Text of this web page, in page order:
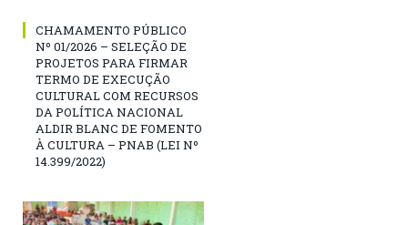
CHAMAMENTO PÚBLICO
Nº 01/2026 – SELEÇÃO DE
PROJETOS PARA FIRMAR
TERMO DE EXECUÇÃO
CULTURAL COM RECURSOS
DA POLÍTICA NACIONAL
ALDIR BLANC DE FOMENTO
À CULTURA – PNAB (LEI Nº
14.399/2022)